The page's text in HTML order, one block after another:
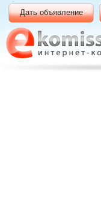
Дать объявление